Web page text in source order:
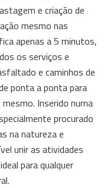
e criação de
mesmo nas
apenas a 5 minutos,
os serviços e
e caminhos de
ponta a ponta para
Inserido numa
procurado
na natureza e
unir as atividades
para qualquer